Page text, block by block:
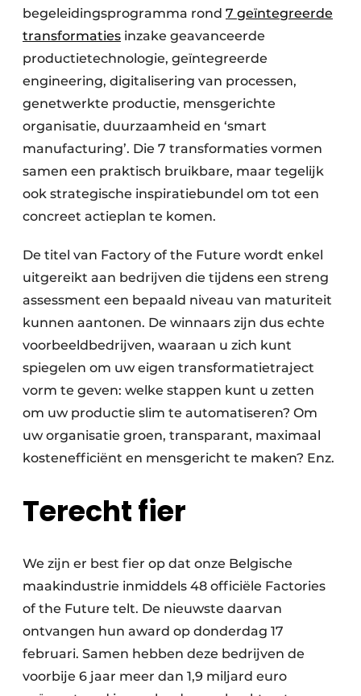
begeleidingsprogramma rond 7 geïntegreerde
transformaties inzake geavanceerde
productietechnologie, geïntegreerde
engineering, digitalisering van processen,
genetwerkte productie, mensgerichte
organisatie, duurzaamheid en ‘smart
manufacturing’. Die 7 transformaties vormen
samen een praktisch bruikbare, maar tegelijk
ook strategische inspiratiebundel om tot een
concreet actieplan te komen.
De titel van Factory of the Future wordt enkel
uitgereikt aan bedrijven die tijdens een streng
assessment een bepaald niveau van maturiteit
kunnen aantonen. De winnaars zijn dus echte
voorbeeldbedrijven, waaraan u zich kunt
spiegelen om uw eigen transformatietraject
vorm te geven: welke stappen kunt u zetten
om uw productie slim te automatiseren? Om
uw organisatie groen, transparant, maximaal
kostenefficiënt en mensgericht te maken? Enz.
Terecht fier
We zijn er best fier op dat onze Belgische
maakindustrie inmiddels 48 officiële Factories
of the Future telt. De nieuwste daarvan
ontvangen hun award op donderdag 17
februari. Samen hebben deze bedrijven de
voorbije 6 jaar meer dan 1,9 miljard euro